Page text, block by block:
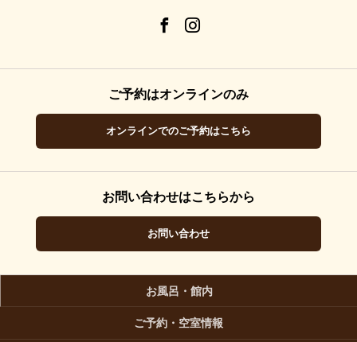
ご予約はオンラインのみ
オンラインでのご予約はこちら
お問い合わせはこちらから
お問い合わせ
お風呂・館内
ご予約・空室情報